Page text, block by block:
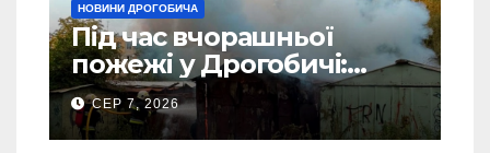
НОВИНИ ДРОГОБИЧА
Під час вчорашньої
пожежі у Дрогобичі:
“врятовано” 4 гаражі
(Відео)
СЕР 7, 2026